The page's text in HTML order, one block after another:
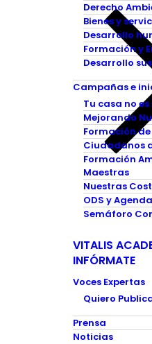
Derecho
Bienes y
Desarrollo
Formación y
Desarrollo
Campañas e
Tu casa no
Mejorando
Formación de
Ciudadanos
Formación
Maestras
Nuestras
ODS y
Semáforo
VITALIS
INFÓRMATE
Voces Expertas
Quiero
Prensa
Noticias